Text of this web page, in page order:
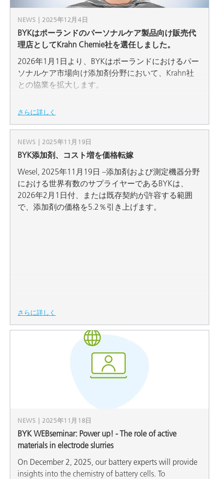
NEWS | 2025年12月4日
BYKはポーランドのパーソナルケア製品向け販売代
理店としてKrahn Chemie社を選任しました。
2026年1月1日より、BYKはポーランドにおけるパー
ソナルケア市場向け添加剤分野において、Krahn社
との協業を拡大します。
さらに詳しく
NEWS | 2025年11月19日
BYK添加剤、コスト増を価格転嫁
Wesel, 2025年11月19日 –添加剤および測定機器分野
における世界有数のサプライヤーであるBYKは、
2026年2月1日付、または既存契約が許容する範囲
で、添加剤の価格を5.2％引き上げます。
さらに詳しく
NEWS | 2025年11月18日
BYK WEBseminar: Power up! - The role of active
materials in electrode slurries
On December 2, 2025, our battery experts will provide
insights into the chemistry of battery cells. To